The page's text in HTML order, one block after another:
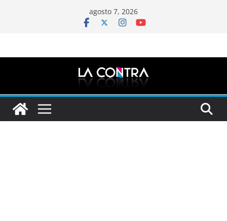
agosto 7, 2026